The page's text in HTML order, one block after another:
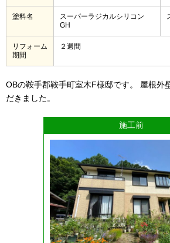
塗料名
スーパーラジカルシリコン
GH
リフォーム
期間
２週間
OBの鞍手郡鞍手町室木F様邸です。 屋根外
だきました。
施工前